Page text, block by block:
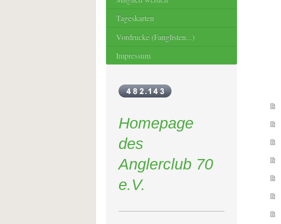
Tageskarten
Vordrucke (Fanglisten...)
Impressum
Homepage
des
Anglerclub 70
e.V.